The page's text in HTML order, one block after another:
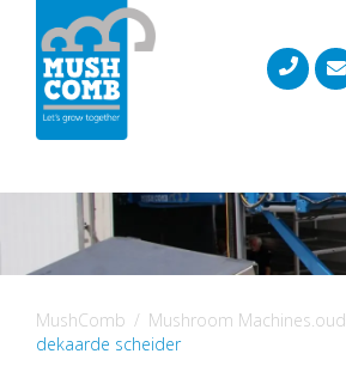
MushComb Mushroom Machines.oud
dekaarde scheider